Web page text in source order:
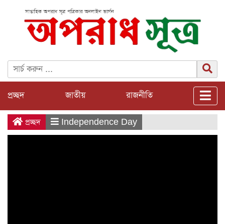
প্রচ্ছদ জাতীয় রাজনীতি
প্রচ্ছদ Independence Day